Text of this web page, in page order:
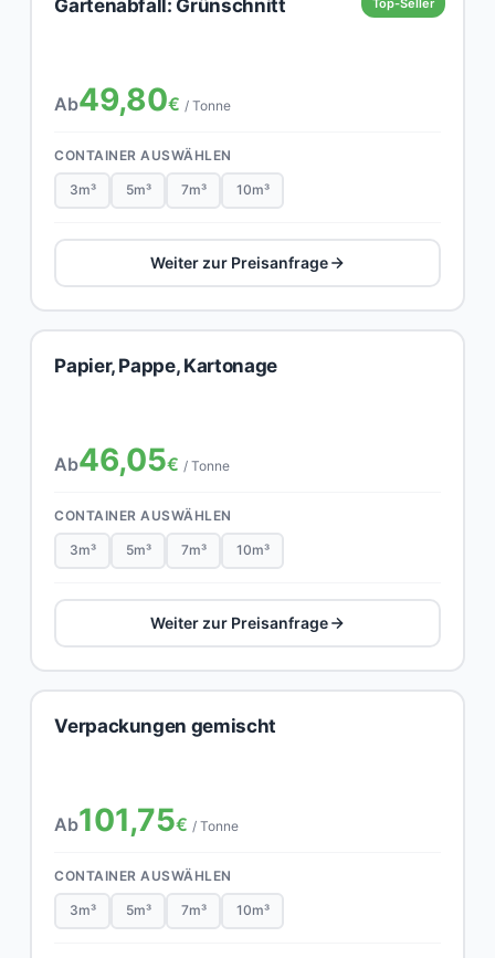
Top-Seller
Gartenabfall: Grünschnitt
Ab49,80€ / Tonne
CONTAINER AUSWÄHLEN
3m³ 5m³ 7m³ 10m³
Weiter zur Preisanfrage
Papier, Pappe, Kartonage
Ab46,05€ / Tonne
CONTAINER AUSWÄHLEN
3m³ 5m³ 7m³ 10m³
Weiter zur Preisanfrage
Verpackungen gemischt
Ab101,75€ / Tonne
CONTAINER AUSWÄHLEN
3m³ 5m³ 7m³ 10m³